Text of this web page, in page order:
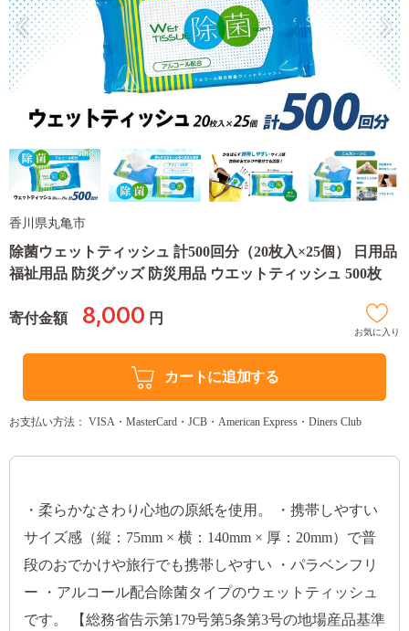
香川県丸亀市
除菌ウェットティッシュ 計500回分（20枚入×25個） 日用品
福祉用品 防災グッズ 防災用品 ウエットティッシュ 500枚
寄付金額 8,000 円
お気に入り
カートに追加する
お支払い方法： VISA・MasterCard・JCB・American Express・Diners Club
・柔らかなさわり心地の原紙を使用。 ・携帯しやすい
サイズ感（縦：75mm × 横：140mm × 厚：20mm）で普
段のおでかけや旅行でも携帯しやすい ・パラベンフリ
ー ・アルコール配合除菌タイプのウェットティッシュ
です。 【総務省告示第179号第5条第3号の地場産品基準